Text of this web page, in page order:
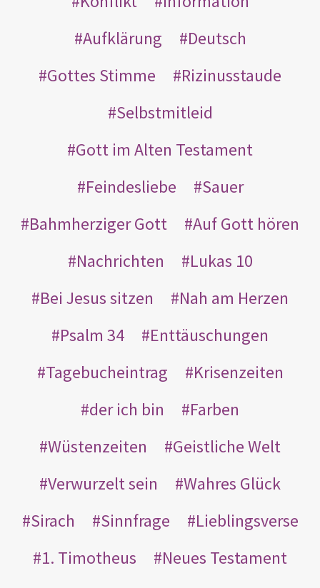
Aufklärung
Deutsch
Gottes Stimme
Rizinusstaude
Selbstmitleid
Gott im Alten Testament
Feindesliebe
Sauer
Bahmherziger Gott
Auf Gott hören
Nachrichten
Lukas 10
Bei Jesus sitzen
Nah am Herzen
Psalm 34
Enttäuschungen
Tagebucheintrag
Krisenzeiten
der ich bin
Farben
Wüstenzeiten
Geistliche Welt
Verwurzelt sein
Wahres Glück
Sirach
Sinnfrage
Lieblingsverse
1. Timotheus
Neues Testament